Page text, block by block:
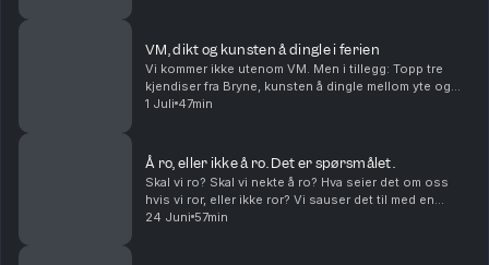
VM, dikt og kunsten å dingle i ferien
Vi kommer ikke utenom VM. Men i tillegg: Topp tre
kjendiser fra Bryne, kunsten å dingle mellom yte og
nyte i ferien, og et dikt om akkurat det.
1 Juli 47min
Å ro, eller ikke å ro. Det er spørsmålet.
Skal vi ro? Skal vi nekte å ro? Hva seier det om oss
hvis vi ror, eller ikke ror? Vi sauser det til med en
diskusjon om høy- og lavkultur, om festivaler og
24 Juni 57min